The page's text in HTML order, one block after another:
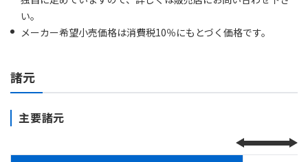
い。
メーカー希望小売価格は消費税10％にもとづく価格です。
諸元
主要諸元